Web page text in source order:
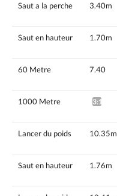
Saut a la perche 3.40m
Saut en hauteur 1.70m
60 Metre 7.40
1000 Metre 3:13.79*
Lancer du poids 10.35m
Saut en hauteur 1.76m